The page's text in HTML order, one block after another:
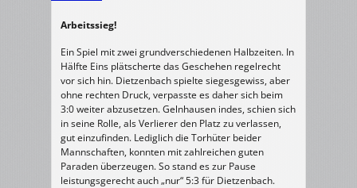
HSG
Dietzenbach
13
:
14
(3
:
Arbeitssieg!
Ein Spiel mit zwei grundverschiedenen Halbzeiten. In
Hälfte Eins plätscherte das Geschehen regelrecht
vor sich hin. Dietzenbach spielte siegesgewiss, aber
ohne rechten Druck, verpasste es daher sich beim
3:0 weiter abzusetzen. Gelnhausen indes, schien sich
in seine Rolle, als Verlierer den Platz zu verlassen,
gut einzufinden. Lediglich die Torhüter beider
Mannschaften, konnten mit zahlreichen guten
Paraden überzeugen. So stand es zur Pause
leistungsgerecht auch „nur“ 5:3 für Dietzenbach.